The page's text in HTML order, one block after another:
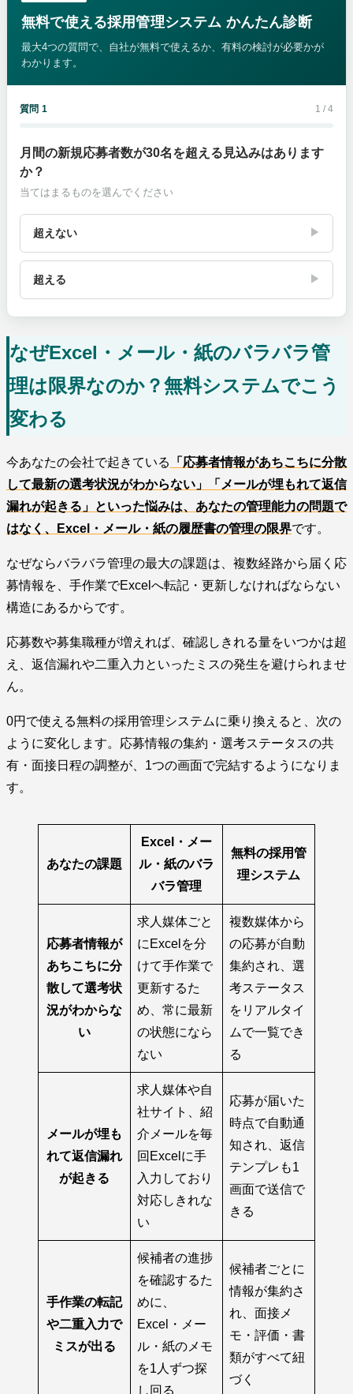
無料で使える採用管理システム かんたん診断
最大4つの質問で、自社が無料で使えるか、有料の検討が必要かが
わかります。
質問 1 1 / 4
月間の新規応募者数が30名を超える見込みはあります
か？
当てはまるものを選んでください
超えない ▶
超える ▶
なぜExcel・メール・紙のバラバラ管
理は限界なのか？無料システムでこう
変わる
今あなたの会社で起きている
「応募者情報があちこちに分散
して最新の選考状況がわからない」「メールが埋もれて返信
漏れが起きる」といった悩みは、あなたの管理能力の問題で
はなく、Excel・メール・紙の履歴書の管理の限界です。
なぜならバラバラ管理の最大の課題は、複数経路から届く応
募情報を、手作業でExcelへ転記・更新しなければならない
構造にあるからです。
応募数や募集職種が増えれば、確認しきれる量をいつかは超
え、返信漏れや二重入力といったミスの発生を避けられませ
ん。
0円で使える無料の採用管理システムに乗り換えると、次の
ように変化します。応募情報の集約・選考ステータスの共
有・面接日程の調整が、1つの画面で完結するようになりま
す。
あなたの課題
Excel・メー
ル・紙のバラ
バラ管理
無料の採用管
理システム
応募者情報が
あちこちに分
散して選考状
況がわからな
い
求人媒体ごと
にExcelを分
けて手作業で
更新するた
め、常に最新
の状態になら
ない
複数媒体から
の応募が自動
集約され、選
考ステータス
をリアルタイ
ムで一覧でき
る
メールが埋も
れて返信漏れ
が起きる
求人媒体や自
社サイト、紹
介メールを毎
回Excelに手
入力しており
対応しきれな
い
応募が届いた
時点で自動通
知され、返信
テンプレも1
画面で送信で
きる
手作業の転記
や二重入力で
ミスが出る
候補者の進捗
を確認するた
めに、
Excel・メー
ル・紙のメモ
を1人ずつ探
し回る
候補者ごとに
情報が集約さ
れ、面接メ
モ・評価・書
類がすべて紐
づく